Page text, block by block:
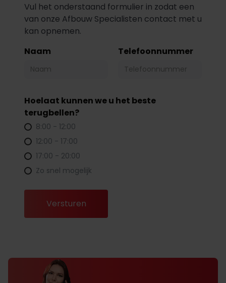
Vul het onderstaand formulier in zodat een
van onze Afbouw Specialisten contact met u
kan opnemen.
Naam
Telefoonnummer
Hoelaat kunnen we u het beste
terugbellen?
8:00 - 12:00
12:00 - 17:00
17:00 - 20:00
Zo snel mogelijk